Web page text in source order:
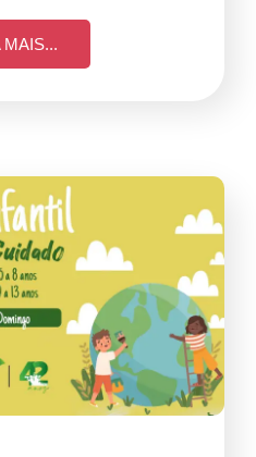
MAIS...